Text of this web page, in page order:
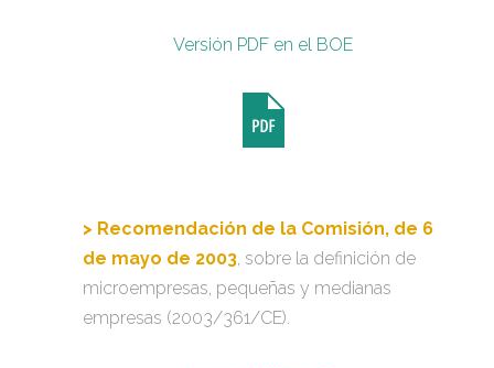
Versión PDF en el BOE
> Recomendación de la Comisión, de 6
de mayo de 2003, sobre la definición de
microempresas, pequeñas y medianas
empresas (2003/361/CE).